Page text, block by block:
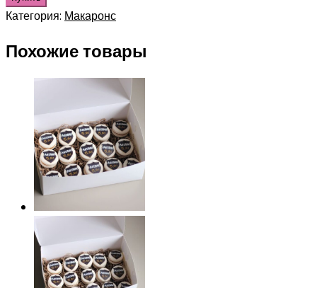
Категория: Макаронс
Похожие товары